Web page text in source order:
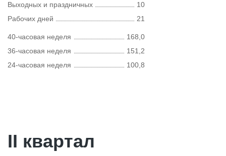
Выходных и праздничных
10
Рабочих дней
21
40-часовая неделя
168,0
36-часовая неделя
151,2
24-часовая неделя
100,8
II квартал